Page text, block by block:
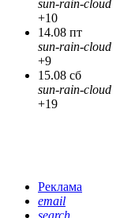
sun-rain-cloud
+10
14.08 пт
sun-rain-cloud
+9
15.08 сб
sun-rain-cloud
+19
Реклама
email
search